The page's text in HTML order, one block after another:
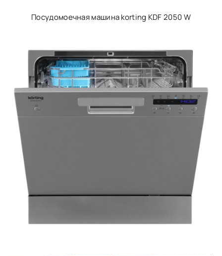
Посудомоечная машина korting KDF 2050 W